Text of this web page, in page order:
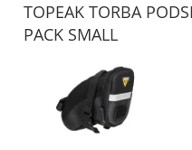
TOPEAK TORBA
PACK SMALL